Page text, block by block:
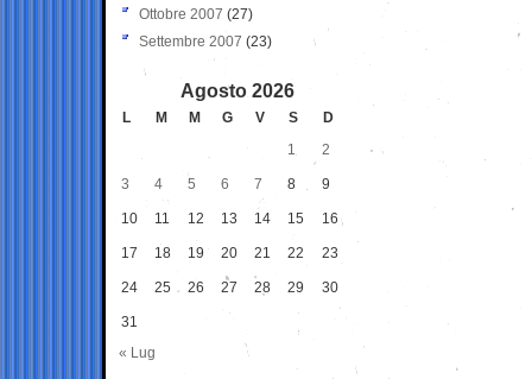
Ottobre 2007 (27)
Settembre 2007 (23)
Agosto 2026
L M M G V S
D
1
2
3 4 5 6 7 8 9
10 11 12 13 14 15 16
17 18 19 20 21 22 23
24 25 26 27 28 29 30
31
« Lug